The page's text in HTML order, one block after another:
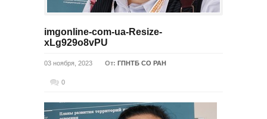
imgonline-com-ua-Resize-
xLg929o8vPU
03 ноября, 2023 От: ГПНТБ СО РАН
0